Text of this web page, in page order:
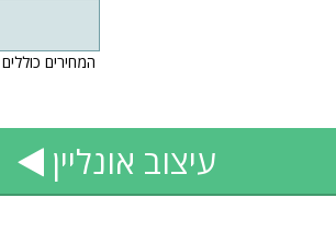
המחירים
עיצוב אונליין